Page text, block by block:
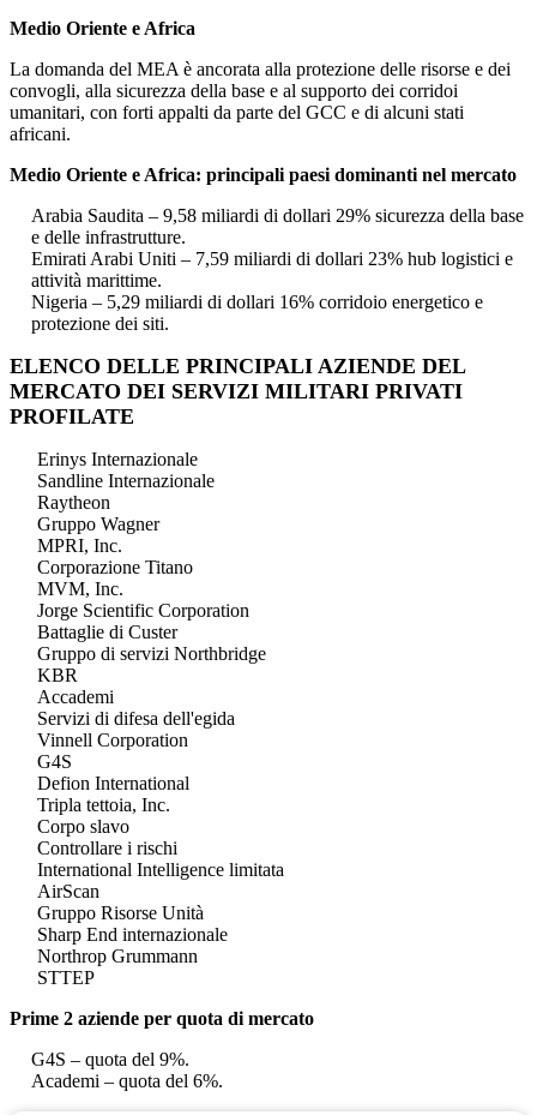
Medio Oriente e Africa
La domanda del MEA è ancorata alla protezione delle risorse e dei
convogli, alla sicurezza della base e al supporto dei corridoi
umanitari, con forti appalti da parte del GCC e di alcuni stati
africani.
Medio Oriente e Africa: principali paesi dominanti nel mercato
Arabia Saudita – 9,58 miliardi di dollari 29% sicurezza della base
e delle infrastrutture.
Emirati Arabi Uniti – 7,59 miliardi di dollari 23% hub logistici e
attività marittime.
Nigeria – 5,29 miliardi di dollari 16% corridoio energetico e
protezione dei siti.
ELENCO DELLE PRINCIPALI AZIENDE DEL
MERCATO DEI SERVIZI MILITARI PRIVATI
PROFILATE
Erinys Internazionale
Sandline Internazionale
Raytheon
Gruppo Wagner
MPRI, Inc.
Corporazione Titano
MVM, Inc.
Jorge Scientific Corporation
Battaglie di Custer
Gruppo di servizi Northbridge
KBR
Accademi
Servizi di difesa dell'egida
Vinnell Corporation
G4S
Defion International
Tripla tettoia, Inc.
Corpo slavo
Controllare i rischi
International Intelligence limitata
AirScan
Gruppo Risorse Unità
Sharp End internazionale
Northrop Grummann
STTEP
Prime 2 aziende per quota di mercato
G4S – quota del 9%.
Academi – quota del 6%.